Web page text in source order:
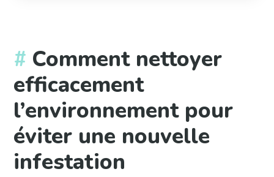
Comment nettoyer
efficacement
l’environnement pour
éviter une nouvelle
infestation